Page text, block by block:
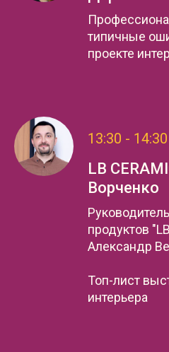
типичные
проекте
13:30 - 14:30
LB
Ворченко
продуктов
Александр
Топ-лист
интерьера